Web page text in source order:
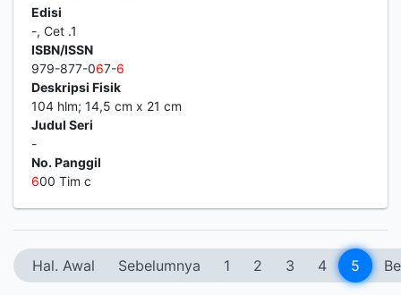
Edisi
-, Cet .1
ISBN/ISSN
979-877-067-6
Deskripsi Fisik
104 hlm; 14,5 cm x 21 cm
Judul Seri
-
No. Panggil
600 Tim c
Hal. Awal Sebelumnya 1 2 3 4 5